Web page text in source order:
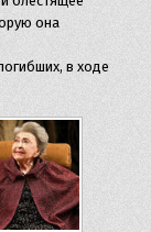
она
в ходе